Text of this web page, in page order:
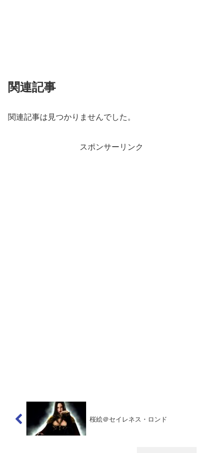
関連記事
関連記事は見つかりませんでした。
スポンサーリンク
桜絵＠セイレネス・ロンド